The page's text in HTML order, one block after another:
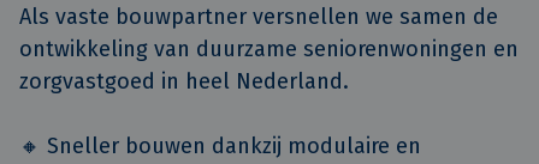
Als vaste bouwpartner versnellen we samen de
ontwikkeling van duurzame seniorenwoningen en
zorgvastgoed in heel Nederland.
🔸 Sneller bouwen dankzij modulaire en